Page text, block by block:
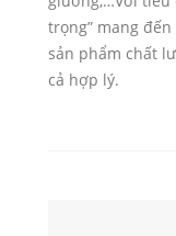
trọng” mang
sản phẩm chất
cả hợp lý.